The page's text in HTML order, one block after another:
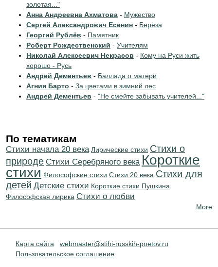
золотая..."
Анна Андреевна Ахматова - Мужество
Сергей Александрович Есенин - Берёза
Георгий Рублёв - Памятник
Роберт Рождественский - Учителям
Николай Алексеевич Некрасов - Кому на Руси жить
хорошо - Русь
Андрей Дементьев - Баллада о матери
Агния Барто - За цветами в зимний лес
Андрей Дементьев - "Не смейте забывать учителей..."
По тематикам
Cтихи начала 20 века Лирические стихи Стихи о
природе Cтихи Серебряного века Короткие
стихи Философские стихи Стихи 20 века Стихи для
детей Детские стихи Короткие стихи Пушкина
Философская лирика Стихи о любви
More
Карта сайта
webmaster@stihi-russkih-poetov.ru
Пользовательское соглашение